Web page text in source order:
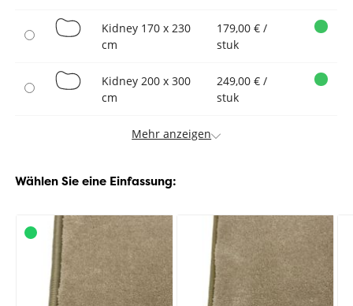
Kidney 170 x 230
cm
179,00 € /
stuk
Kidney 200 x 300
cm
249,00 € /
stuk
Mehr anzeigen
Wählen Sie eine Einfassung: